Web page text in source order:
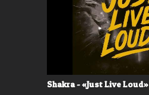
Shakra - «Just Live Loud»